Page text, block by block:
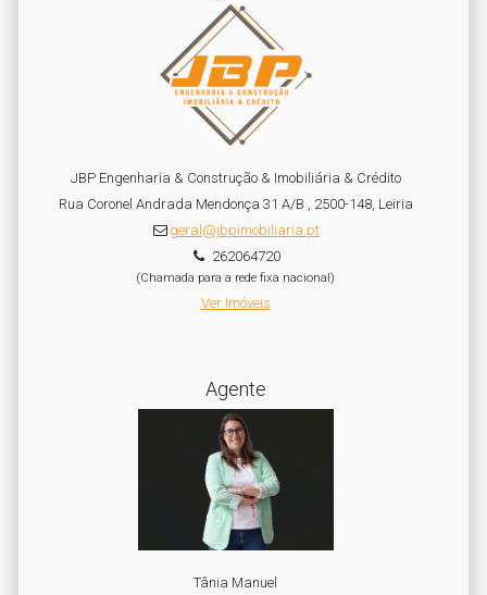
JBP Engenharia & Construção & Imobiliária & Crédito
Rua Coronel Andrada Mendonça 31 A/B , 2500-148, Leiria
geral@jbpimobiliaria.pt
262064720
(Chamada para a rede fixa nacional)
Ver Imóveis
Agente
Tânia Manuel